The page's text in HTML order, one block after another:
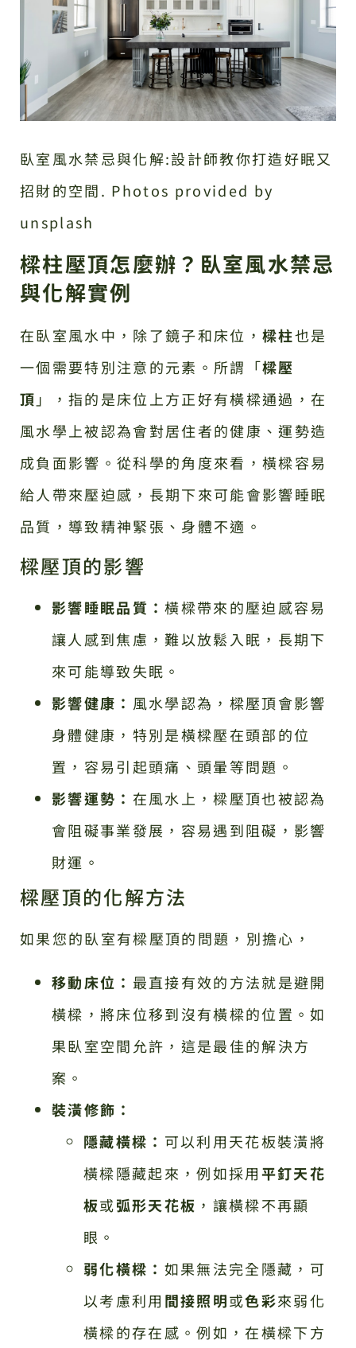
臥室風水禁忌與化解:設計師教你打造好眠又
招財的空間. Photos provided by
unsplash
樑柱壓頂怎麼辦？臥室風水禁忌
與化解實例
在臥室風水中，除了鏡子和床位，樑柱也是
一個需要特別注意的元素。所謂「樑壓
頂 」，指的是床位上方正好有橫樑通過，在
風水學上被認為會對居住者的健康、運勢造
成負面影響。從科學的角度來看，橫樑容易
給人帶來壓迫感，長期下來可能會影響睡眠
品質，導致精神緊張、身體不適。
樑壓頂的影響
影響睡眠品質：橫樑帶來的壓迫感容易
讓人感到焦慮，難以放鬆入眠，長期下
來可能導致失眠。
影響健康： 風水學認為，樑壓頂會影響
身體健康，特別是橫樑壓在頭部的位
置，容易引起頭痛、頭暈等問題。
影響運勢： 在風水上，樑壓頂也被認為
會阻礙事業發展，容易遇到阻礙，影響
財運。
樑壓頂的化解方法
如果您的臥室有樑壓頂的問題，別擔心，
移動床位： 最直接有效的方法就是避開
橫樑，將床位移到沒有橫樑的位置。如
果臥室空間允許，這是最佳的解決方
案。
裝潢修飾：
隱藏橫樑： 可以利用天花板裝潢將
橫樑隱藏起來，例如採用平釘天花
板或弧形天花板 ，讓橫樑不再顯
眼。
弱化橫樑： 如果無法完全隱藏，可
以考慮利用 間接照明或色彩來弱化
橫樑的存在感。例如，在橫樑下方